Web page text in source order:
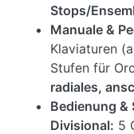
Stops/
Manuale &
Klaviaturen
Stufen für
radiales,
Bedienung &
Divisional: 5